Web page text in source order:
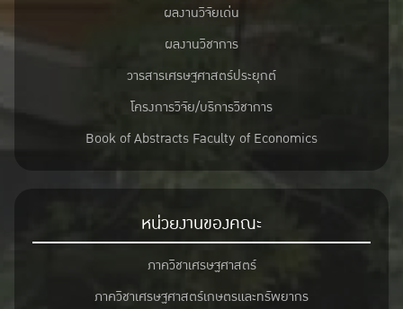
ผลงานวิจัยเด่น
ผลงานวิชาการ
วารสารเศรษฐศาสตร์ประยุกต์
โครงการวิจัย/บริการวิชาการ
Book of Abstracts Faculty of Economics
หน่วยงานของคณะ
ภาควิชาเศรษฐศาสตร์
ภาควิชาเศรษฐศาสตร์เกษตรและทรัพยากร